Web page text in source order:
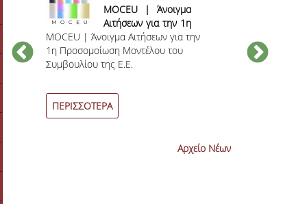
MOCEU | Άνοιγμα
Αιτήσεων για την 1η
Προσομοίωση
Μοντέλου του
Συμβουλίου της Ε.Ε.
MOCEU | Άνοιγμα Αιτήσεων για την
1η Προσομοίωση Μοντέλου του
Συμβουλίου της Ε.Ε.
ΠΕΡΙΣΣΟΤΕΡΑ
βαθμολογίας
εξεταστικών
Αρχείο Νέων